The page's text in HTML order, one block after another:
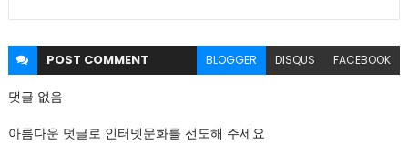
POST COMMENT BLOGGER DISQUS FACEBOOK
댓글 없음
아름다운 덧글로 인터넷문화를 선도해 주세요